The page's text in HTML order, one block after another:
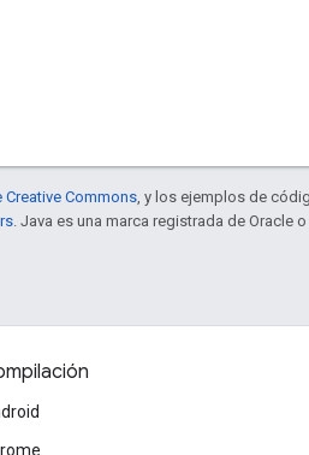
Creative Commons , y los ejemplos de
. Java es una marca registrada de Oracle